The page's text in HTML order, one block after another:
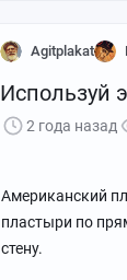
Agitplakat
Используй
2 года назад
Американский
пластыри по
стену.